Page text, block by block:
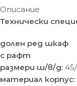
Описание
Технически
долен ред шкаф
с рафт
размери ш/в/д:
материал корпус: